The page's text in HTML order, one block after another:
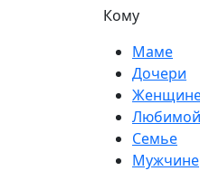
Кому
Маме
Дочери
Любимой
Семье
Мужчине